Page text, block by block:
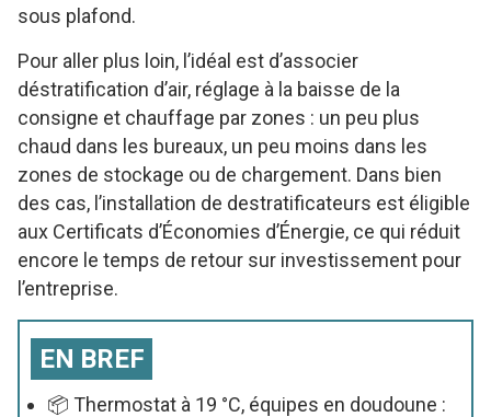
sous plafond.
Pour aller plus loin, l’idéal est d’associer
déstratification d’air, réglage à la baisse de la
consigne et chauffage par zones : un peu plus
chaud dans les bureaux, un peu moins dans les
zones de stockage ou de chargement. Dans bien
des cas, l’installation de destratificateurs est éligible
aux Certificats d’Économies d’Énergie, ce qui réduit
encore le temps de retour sur investissement pour
l’entreprise.
EN BREF
📦 Thermostat à 19 °C, équipes en doudoune :